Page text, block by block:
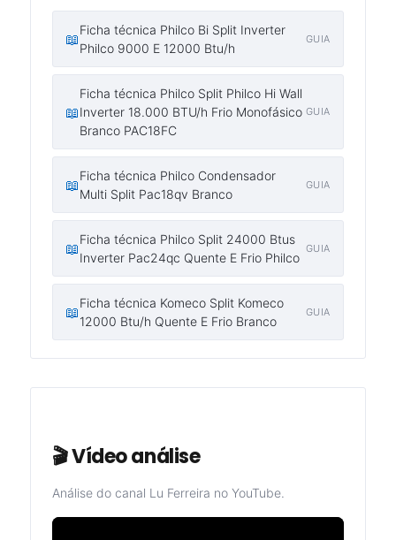
📖
Ficha técnica Philco Bi Split Inverter
Philco 9000 E 12000 Btu/h
GUIA
📖
Ficha técnica Philco Split Philco Hi Wall
Inverter 18.000 BTU/h Frio Monofásico
Branco PAC18FC
GUIA
📖
Ficha técnica Philco Condensador
Multi Split Pac18qv Branco
GUIA
📖
Ficha técnica Philco Split 24000 Btus
Inverter Pac24qc Quente E Frio Philco
GUIA
📖
Ficha técnica Komeco Split Komeco
12000 Btu/h Quente E Frio Branco
GUIA
🎬 Vídeo análise
Análise do canal Lu Ferreira no YouTube.